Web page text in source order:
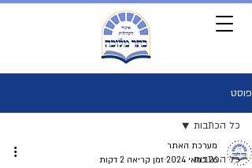
פוסט
כל הכתבות
כל הכתבות
מערכת האתר
26 במאי 2024
זמן קריאה 2 דקות